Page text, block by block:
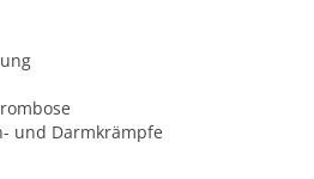
und Darmkrämpfe